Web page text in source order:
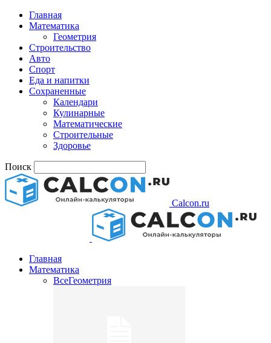
Главная
Математика
Геометрия
Строительство
Авто
Спорт
Еда и напитки
Сохраненные
Календари
Кулинарные
Математические
Строительные
Здоровье
Поиск
Calcon.ru
Главная
Математика
ВсеГеометрия